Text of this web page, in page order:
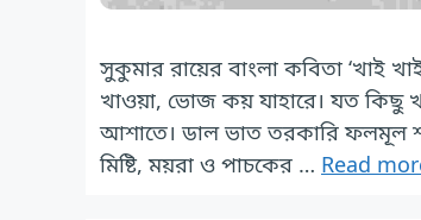
সুকুমার রায়ের বাংলা কবিতা
খাওয়া, ভোজ কয় যাহারে। যত কিছু
আশাতে। ডাল ভাত তরকারি ফলমূল
মিষ্টি, ময়রা ও পাচকের … Read